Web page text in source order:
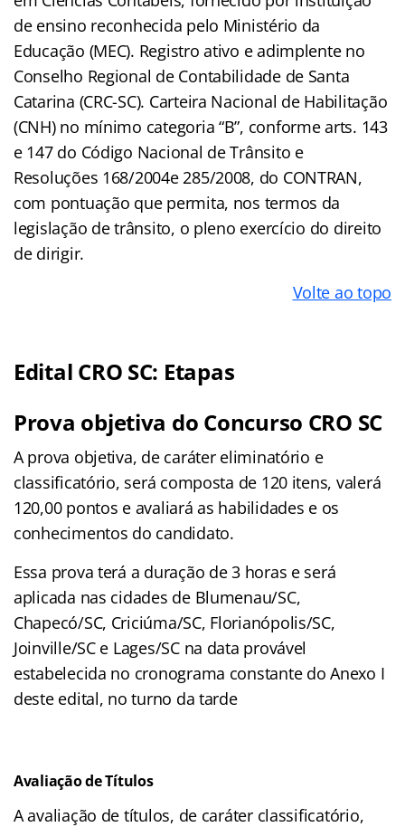
de ensino reconhecida pelo Ministério da
Educação (MEC). Registro ativo e adimplente no
Conselho Regional de Contabilidade de Santa
Catarina (CRC-SC). Carteira Nacional de Habilitação
(CNH) no mínimo categoria “B”, conforme arts. 143
e 147 do Código Nacional de Trânsito e
Resoluções 168/2004e 285/2008, do CONTRAN,
com pontuação que permita, nos termos da
legislação de trânsito, o pleno exercício do direito
de dirigir.
Volte ao topo
Edital CRO SC: Etapas
Prova objetiva do Concurso CRO SC
A prova objetiva, de caráter eliminatório e
classificatório, será composta de 120 itens, valerá
120,00 pontos e avaliará as habilidades e os
conhecimentos do candidato.
Essa prova terá a duração de 3 horas e será
aplicada nas cidades de Blumenau/SC,
Chapecó/SC, Criciúma/SC, Florianópolis/SC,
Joinville/SC e Lages/SC na data provável
estabelecida no cronograma constante do Anexo I
deste edital, no turno da tarde
Avaliação de Títulos
A avaliação de títulos, de caráter classificatório,